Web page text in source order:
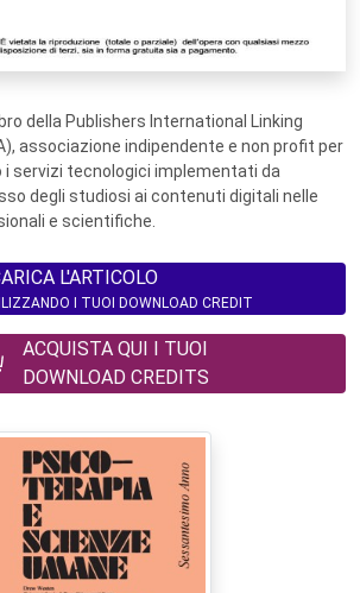
della Publishers International Linking
associazione indipendente e non profit per
servizi tecnologici implementati da
degli studiosi ai contenuti digitali nelle
e scientifiche.
L'ARTICOLO
I TUOI DOWNLOAD CREDIT
ACQUISTA QUI I TUOI
DOWNLOAD CREDITS